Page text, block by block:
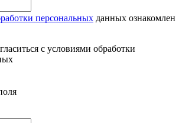
персональных данных ознакомлен
с условиями обработки